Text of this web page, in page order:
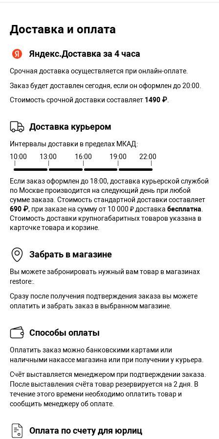
Доставка и оплата
Яндекс.Доставка за 4 часа
Срочная доставка осуществляется при онлайн-оплате.
Заказ будет доставлен сегодня, если он оформлен до 20:00.
Стоимость срочной доставки составляет 1490 ₽
Доставка курьером
Интервалы доставки в пределах МКАД:
10:00
13:00 16:00 19:00 22:00
Если заказ оформлен до 18:00, доставка курьерской службой
по Москве производится на следующий день при любой
сумме заказа. Cтоимость стандартной доставки составляет
690 ₽, при заказе на сумму от 10 000 ₽ доставка бесплатна
Стоимость доставки крупногабаритных товаров указана в
карточке товара и корзине.
Забрать в магазине
Вы можете забронировать нужный вам товар в магазинах
restore:.
Сразу после получения подтверждения заказа вы можете
оплатить и забрать заказ в выбранном магазине.
Способы оплаты
Оплатить заказ можно банковскими картами или
наличными накассе магазина или при получении у курьера.
Cчёт выставляется менеджером при подтверждении заказа.
После выставления счёта товар резервируется на 2 дня. В
течение этого времени необходимо оплатить товар и
сообщить менеджеру об оплате.
Оплата по счету для юрлиц